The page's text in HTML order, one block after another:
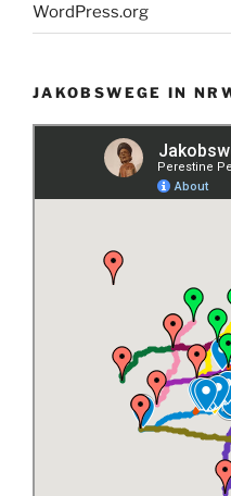
WordPress.org
JAKOBSWEGE IN